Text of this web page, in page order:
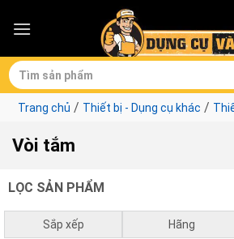
Tìm
kiếm:
Trang chủ / Thiết bị - Dụng cụ khác /
Vòi tắm
LỌC SẢN PHẨM
Sắp xếp Hãng